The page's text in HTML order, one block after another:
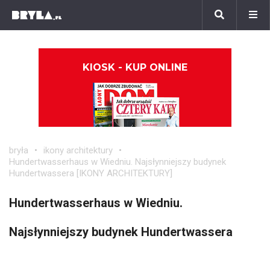
KIOSK - KUP ONLINE
bryła
ikony architektury
Hundertwasserhaus w Wiedniu. Najsłynniejszy budynek
Hundertwassera [IKONY ARCHITEKTURY]
Hundertwasserhaus w Wiedniu.
Najsłynniejszy budynek Hundertwassera